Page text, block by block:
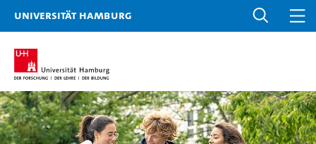
Universität Hamburg